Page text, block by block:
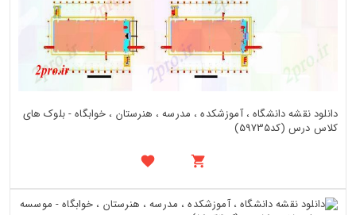
دانلود نقشه دانشگاه ، آموزشکده ، مدرسه ، هنرستان ، خوابگاه - بلوک های
کلاس درس (کد59735)